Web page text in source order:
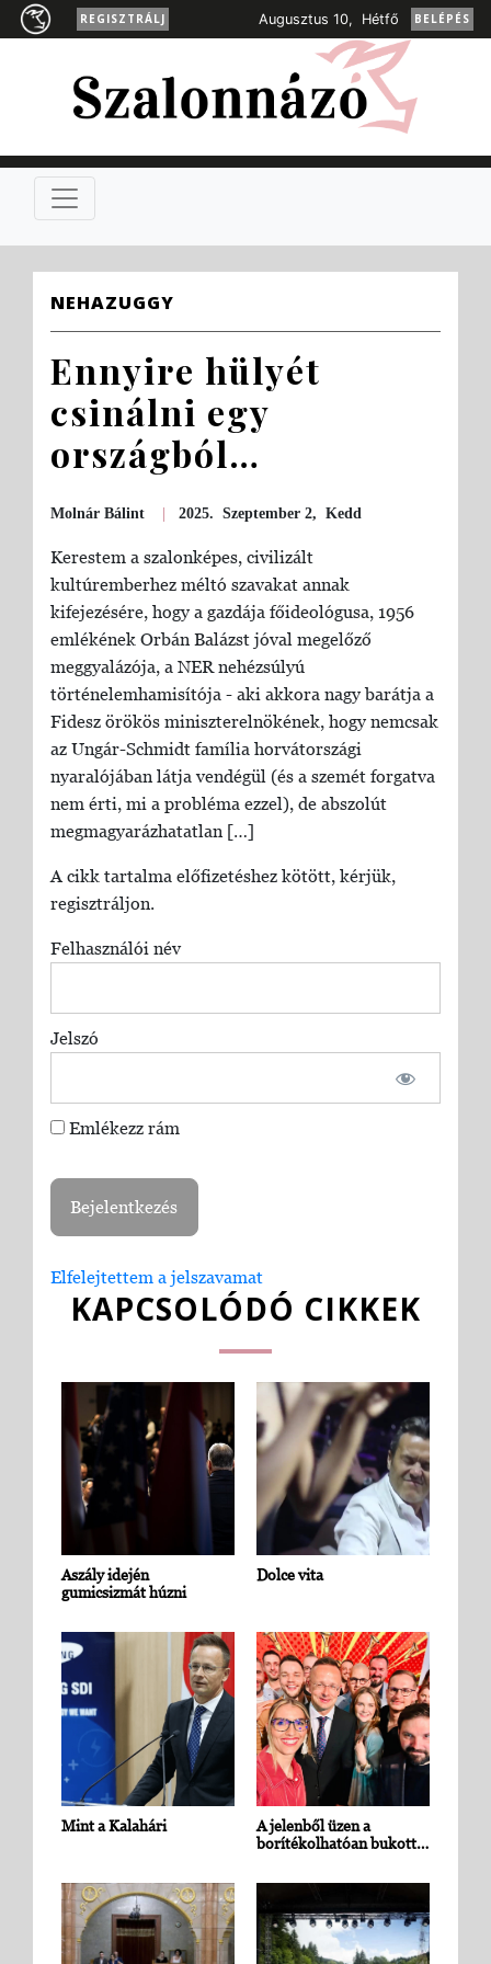
REGISZTRÁLJ Augusztus 10, Hétfő BELÉPÉS
NEHAZUGGY
Ennyire hülyét
csinálni egy
országból…
Molnár Bálint 2025. Szeptember 2, Kedd
Kerestem a szalonképes, civilizált
kultúremberhez méltó szavakat annak
kifejezésére, hogy a gazdája főideológusa, 1956
emlékének Orbán Balázst jóval megelőző
meggyalázója, a NER nehézsúlyú
történelemhamisítója - aki akkora nagy barátja a
Fidesz örökös miniszterelnökének, hogy nemcsak
az Ungár-Schmidt família horvátországi
nyaralójában látja vendégül (és a szemét forgatva
nem érti, mi a probléma ezzel), de abszolút
megmagyarázhatatlan […]
A cikk tartalma előfizetéshez kötött, kérjük,
regisztráljon.
Felhasználói név
Jelszó
Emlékezz rám
Elfelejtettem a jelszavamat
KAPCSOLÓDÓ CIKKEK
Aszály idején
gumicsizmát húzni
Dolce vita
Mint a Kalahári
A jelenből üzen a
borítékolhatóan bukott…